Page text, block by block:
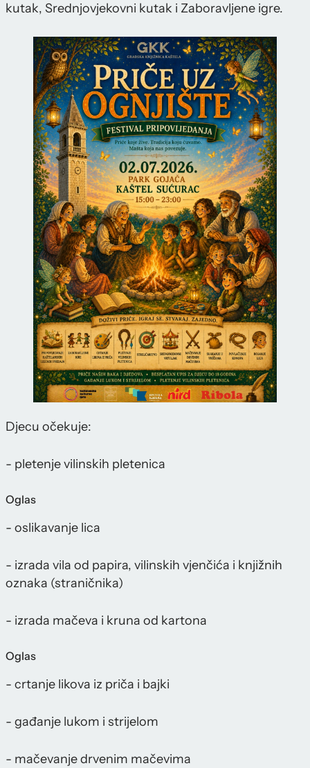
kutak, Srednjovjekovni kutak i Zaboravljene igre.
Djecu očekuje:
- pletenje vilinskih pletenica
Oglas
- oslikavanje lica
- izrada vila od papira, vilinskih vjenčića i knjižnih
oznaka (straničnika)
- izrada mačeva i kruna od kartona
Oglas
- crtanje likova iz priča i bajki
- gađanje lukom i strijelom
- mačevanje drvenim mačevima